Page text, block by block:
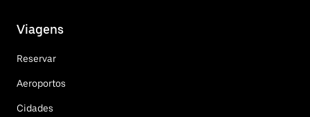
Viagens
Reservar
Aeroportos
Cidades